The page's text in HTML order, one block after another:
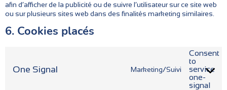
afin d’afficher de la publicité ou de suivre l’utilisateur sur ce site web
ou sur plusieurs sites web dans des finalités marketing similaires.
6. Cookies placés
One Signal Marketing/Suivi
Consent
to
service
one-
signal